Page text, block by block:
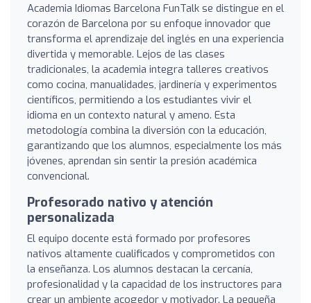
Academia Idiomas Barcelona FunTalk se distingue en el
corazón de Barcelona por su enfoque innovador que
transforma el aprendizaje del inglés en una experiencia
divertida y memorable. Lejos de las clases
tradicionales, la academia integra talleres creativos
como cocina, manualidades, jardinería y experimentos
científicos, permitiendo a los estudiantes vivir el
idioma en un contexto natural y ameno. Esta
metodología combina la diversión con la educación,
garantizando que los alumnos, especialmente los más
jóvenes, aprendan sin sentir la presión académica
convencional.
Profesorado nativo y atención
personalizada
El equipo docente está formado por profesores
nativos altamente cualificados y comprometidos con
la enseñanza. Los alumnos destacan la cercanía,
profesionalidad y la capacidad de los instructores para
crear un ambiente acogedor y motivador. La pequeña